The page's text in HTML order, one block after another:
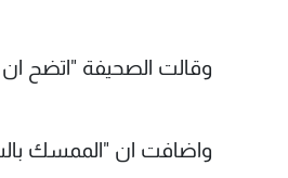
وقالت الصحيفة "اتضح
واضافت ان "الممسك